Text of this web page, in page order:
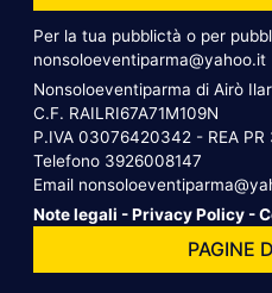
Per la tua pubblictà o per
nonsoloeventiparma@yahoo.it
Nonsoloeventiparma di Airò
C.F. RAILRI67A71M109N
P.IVA 03076420342 - REA PR
Telefono 3926008147
Email
Note legali -Privacy Policy -
PAGINE